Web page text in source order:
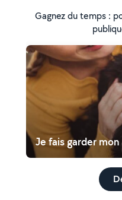
Gagnez du temps :
Je fais garder